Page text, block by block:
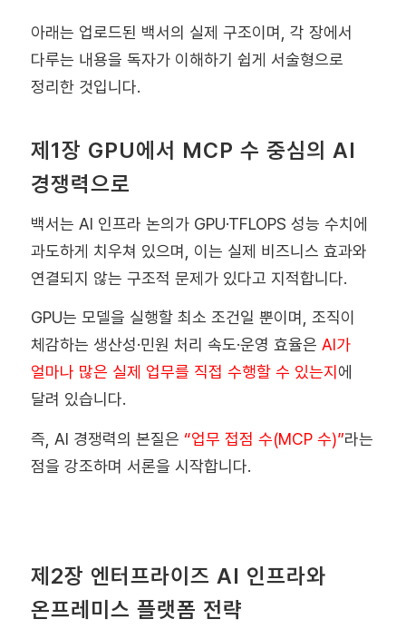
아래는 업로드된 백서의 실제 구조이며, 각 장에서
다루는 내용을 독자가 이해하기 쉽게 서술형으로
정리한 것입니다.
제1장 GPU에서 MCP 수 중심의 AI
경쟁력으로
백서는 AI 인프라 논의가 GPU·TFLOPS 성능 수치에
과도하게 치우쳐 있으며, 이는 실제 비즈니스 효과와
연결되지 않는 구조적 문제가 있다고 지적합니다.
GPU는 모델을 실행할 최소 조건일 뿐이며, 조직이
체감하는 생산성·민원 처리 속도·운영 효율은 AI가
얼마나 많은 실제 업무를 직접 수행할 수 있는지 에
달려 있습니다.
즉, AI 경쟁력의 본질은 “업무 접점 수(MCP 수)”라는
점을 강조하며 서론을 시작합니다.
제2장 엔터프라이즈 AI 인프라와
온프레미스 플랫폼 전략